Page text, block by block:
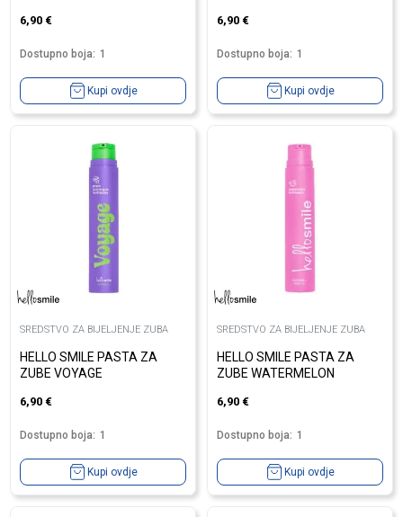
6,90 €
Dostupno boja: 1
Kupi ovdje
6,90 €
Dostupno boja: 1
Kupi ovdje
SREDSTVO ZA BIJELJENJE ZUBA
HELLO SMILE PASTA ZA
ZUBE VOYAGE
6,90 €
Dostupno boja: 1
Kupi ovdje
SREDSTVO ZA BIJELJENJE ZUBA
HELLO SMILE PASTA ZA
ZUBE WATERMELON
6,90 €
Dostupno boja: 1
Kupi ovdje